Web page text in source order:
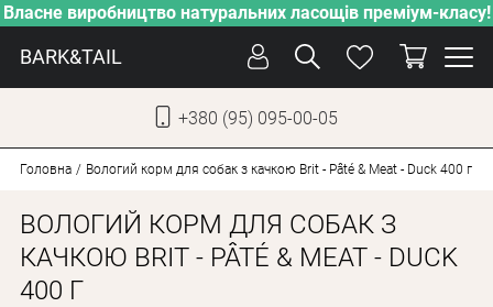
Власне виробництво натуральних ласощів преміум-класу!
BARK&TAIL
+380 (95) 095-00-05
СОБАКИ
КОТИ
Головна Вологий корм для собак з качкою Brit - Pâté & Meat - Duck 400 г
ВОЛОГИЙ КОРМ ДЛЯ СОБАК З
КАЧКОЮ BRIT - PÂTÉ & MEAT - DUCK
400 Г